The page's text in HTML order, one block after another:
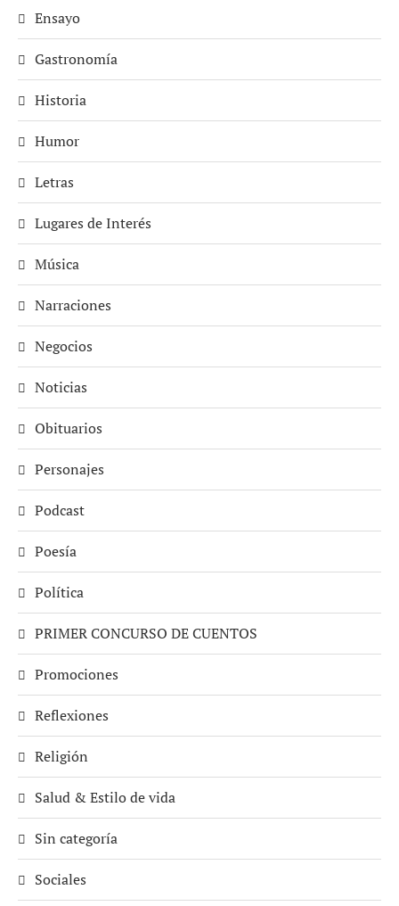
Ensayo
Gastronomía
Historia
Humor
Letras
Lugares de Interés
Música
Narraciones
Negocios
Noticias
Obituarios
Personajes
Podcast
Poesía
Política
PRIMER CONCURSO DE CUENTOS
Promociones
Reflexiones
Religión
Salud & Estilo de vida
Sin categoría
Sociales